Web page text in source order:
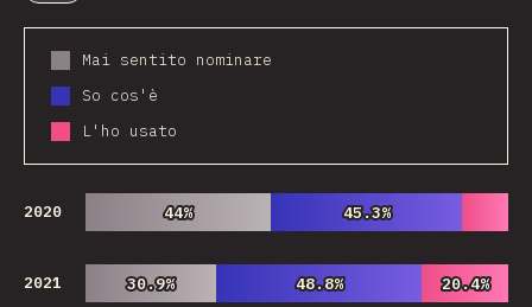
Mai sentito nominare
So cos'è
L'ho usato
2020 44%
44% 45.3%
45.3%
2021 30.9%
30.9% 48.8%
48.8% 20.4%
20.4%